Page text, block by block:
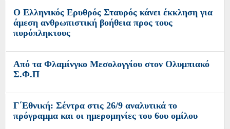
Ο Ελληνικός Ερυθρός Σταυρός κάνει έκκληση για
άμεση ανθρωπιστική βοήθεια προς τους
πυρόπληκτους
Από τα Φλαμίνγκο Μεσολογγίου στον Ολυμπιακό
Σ.Φ.Π
Γ΄Εθνική: Σέντρα στις 26/9 αναλυτικά το
πρόγραμμα και οι ημερομηνίες του 6ου ομίλου